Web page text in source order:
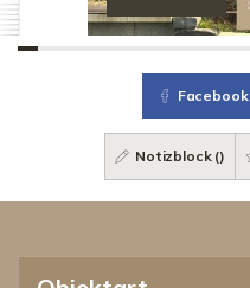
Facebook
Notizblock ()